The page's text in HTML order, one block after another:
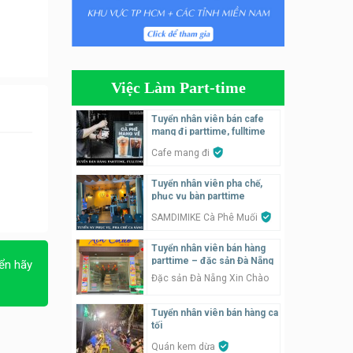
hãy
Tuyển nhân viên phụ quán ăn
– hỗ trợ ăn ở
parttime
GÀ GÔ FASTFOOD
parttime
Tuyển nhân viên pha chế
tiệm trà sữa
TRÀ SỮA THÁI LAN
Tuyển nhân viên tư vấn bán
hàng tiệm bánh ngọt
Tiệm bánh ngọt
Việc Làm Part-time
Tuyển nhân viên bán cafe
mang đi parttime, fulltime
Cafe mang đi
Tuyển nhân viên pha chế,
phục vụ bàn parttime
SAMDIMIKE Cà Phê Muối
Tuyển nhân viên bán hàng
parttime – đặc sản Đà Nẵng
Đặc sản Đà Nẵng Xin Chào
Tuyển nhân viên bán hàng ca
tối
Quán kem dừa